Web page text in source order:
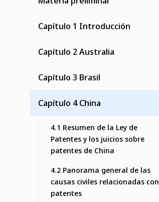
Capítulo 1 Introducción
Capítulo 2 Australia
Capítulo 3 Brasil
Capítulo 4 China
4.1 Resumen de la Ley de
Patentes y los juicios sobre
patentes de China
4.2 Panorama general de las
causas civiles relacionadas con
patentes